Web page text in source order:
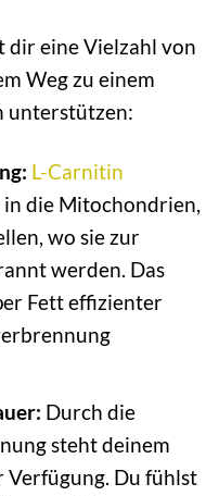
dir eine Vielzahl von
Weg zu einem
unterstützen:
L-Carnitin
die Mitochondrien,
wo sie zur
werden. Das
Fett effizienter
Durch die
steht deinem
Verfügung. Du fühlst